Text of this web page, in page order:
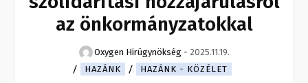
az önkormányzatokkal
Oxygen Hirügynökség - 2025.11.19.
HAZÁNK
HAZÁNK - KÖZÉLET